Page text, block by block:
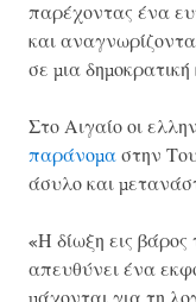
παρέχοντας ένα
και
σε μια δημοκρατική
Στο Αιγαίο οι
παράνομα στην
άσυλο και
«Η δίωξη εις
απευθύνει ένα